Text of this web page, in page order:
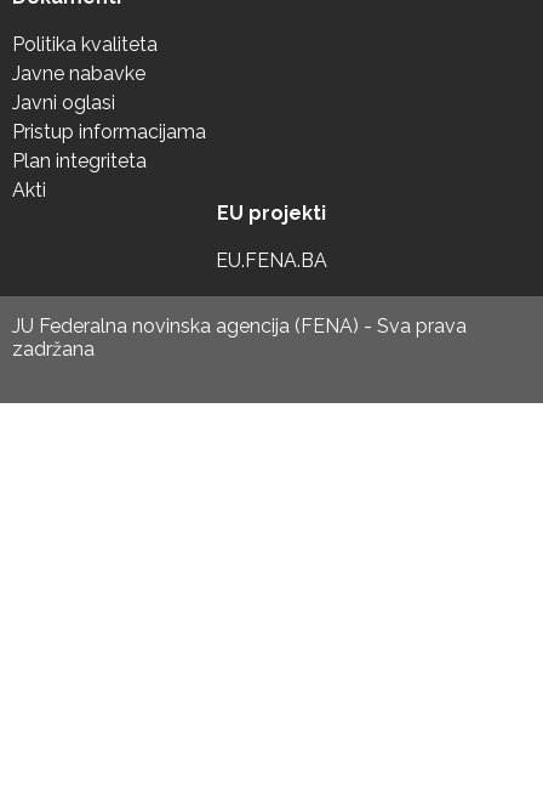
Politika kvaliteta
Javne nabavke
Javni oglasi
Pristup informacijama
Plan integriteta
Akti
EU projekti
EU.FENA.BA
JU Federalna novinska agencija (FENA) - Sva prava
zadržana